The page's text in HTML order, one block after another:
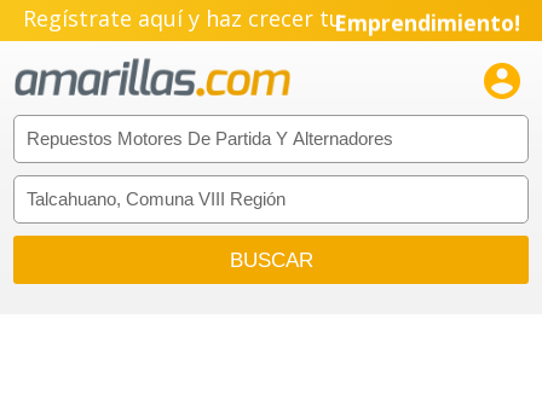
Regístrate aquí y haz crecer tuEmprendimiento!
